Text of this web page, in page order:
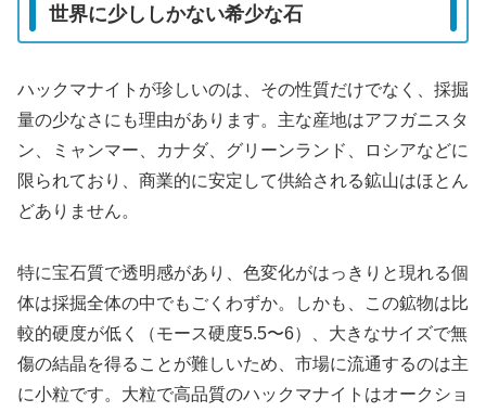
世界に少ししかない希少な石
ハックマナイトが珍しいのは、その性質だけでなく、採掘
量の少なさにも理由があります。主な産地はアフガニスタ
ン、ミャンマー、カナダ、グリーンランド、ロシアなどに
限られており、商業的に安定して供給される鉱山はほとん
どありません。
特に宝石質で透明感があり、色変化がはっきりと現れる個
体は採掘全体の中でもごくわずか。しかも、この鉱物は比
較的硬度が低く（モース硬度5.5〜6）、大きなサイズで無
傷の結晶を得ることが難しいため、市場に流通するのは主
に小粒です。大粒で高品質のハックマナイトはオークショ